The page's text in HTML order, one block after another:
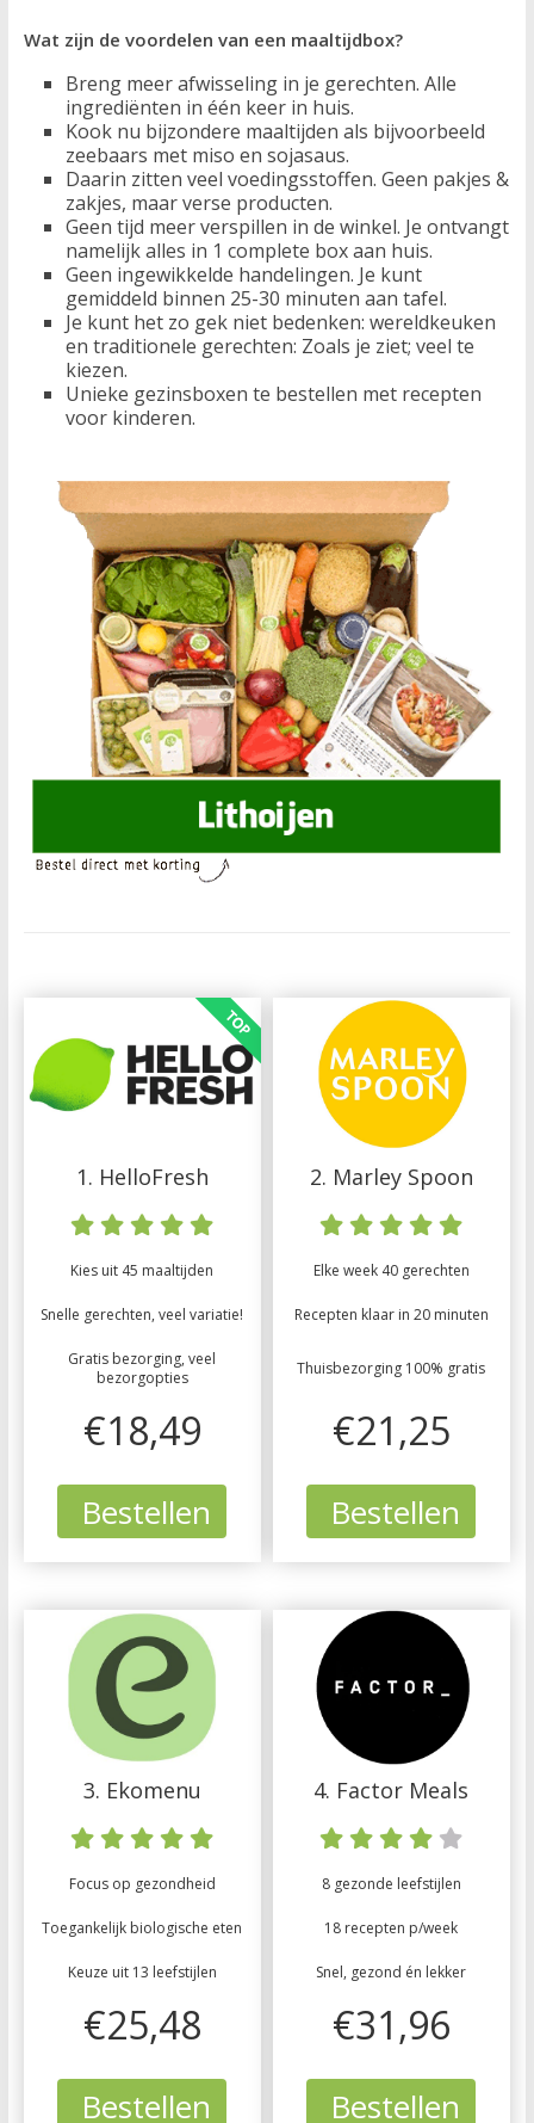
Wat zijn de voordelen van een maaltijdbox?
Breng meer afwisseling in je gerechten. Alle
ingrediënten in één keer in huis.
Kook nu bijzondere maaltijden als bijvoorbeeld
zeebaars met miso en sojasaus.
Daarin zitten veel voedingsstoffen. Geen pakjes &
zakjes, maar verse producten.
Geen tijd meer verspillen in de winkel. Je ontvangt
namelijk alles in 1 complete box aan huis.
Geen ingewikkelde handelingen. Je kunt
gemiddeld binnen 25-30 minuten aan tafel.
Je kunt het zo gek niet bedenken: wereldkeuken
en traditionele gerechten: Zoals je ziet; veel te
kiezen.
Unieke gezinsboxen te bestellen met recepten
voor kinderen.
1. HelloFresh
Kies uit 45 maaltijden
Snelle gerechten, veel variatie!
Gratis bezorging, veel
bezorgopties
€18,49
Bestellen
2. Marley Spoon
Elke week 40 gerechten
Recepten klaar in 20 minuten
Thuisbezorging 100% gratis
€21,25
Bestellen
3. Ekomenu
Focus op gezondheid
Toegankelijk biologische eten
Keuze uit 13 leefstijlen
€25,48
Bestellen
4. Factor Meals
8 gezonde leefstijlen
18 recepten p/week
Snel, gezond én lekker
€31,96
Bestellen